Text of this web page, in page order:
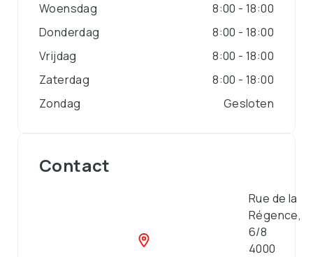
Woensdag
8:00 - 18:00
Donderdag
8:00 - 18:00
Vrijdag
8:00 - 18:00
Zaterdag
8:00 - 18:00
Zondag
Gesloten
Contact
Rue de la
Régence,
6/8
4000